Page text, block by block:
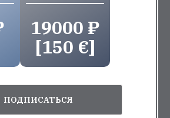
19000 ₽
[150 €]
ПОДПИСАТЬСЯ